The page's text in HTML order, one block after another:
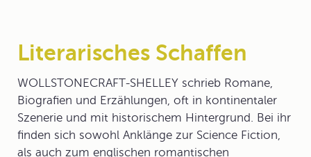
Literarisches Schaffen
WOLLSTONECRAFT-SHELLEY schrieb Romane,
Biografien und Erzählungen, oft in kontinentaler
Szenerie und mit historischem Hintergrund. Bei ihr
finden sich sowohl Anklänge zur Science Fiction,
als auch zum englischen romantischen